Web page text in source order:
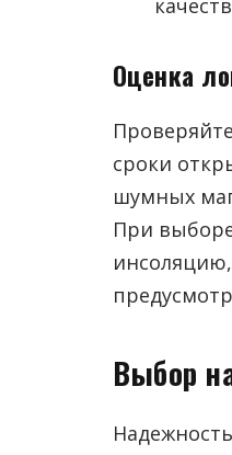
Оценка
сроки
шумных
При
Выбор